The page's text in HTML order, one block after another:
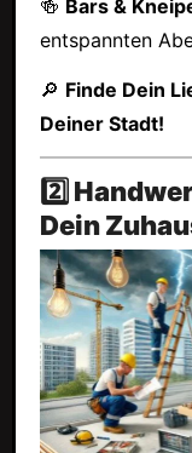
🍻 Bars &
entspannten
🔎 Finde Dein
Deiner Stadt!
2️⃣
Dein